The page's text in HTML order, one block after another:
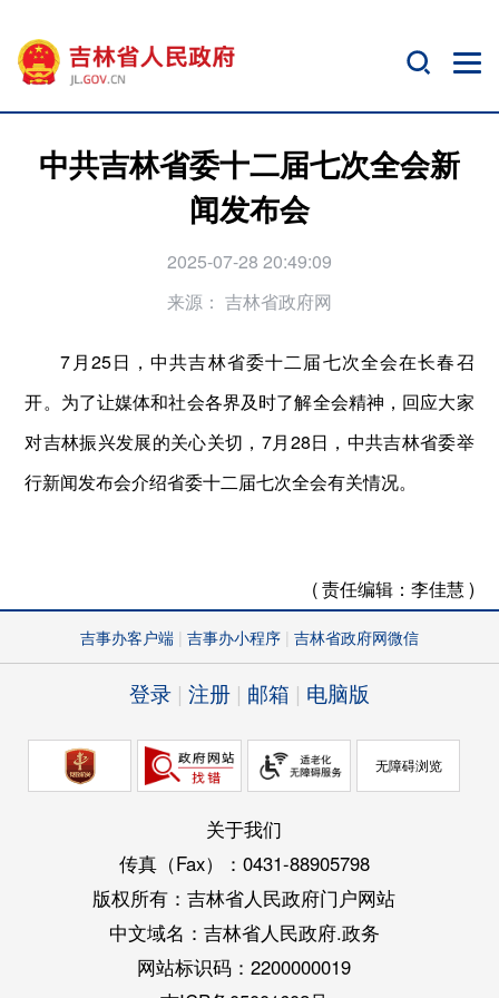
中共吉林省委十二届七次全会新
闻发布会
2025-07-28 20:49:09
来源： 吉林省政府网
7月25日，中共吉林省委十二届七次全会在长春召
开。为了让媒体和社会各界及时了解全会精神，回应大家
对吉林振兴发展的关心关切，7月28日，中共吉林省委举
行新闻发布会介绍省委十二届七次全会有关情况。
( 责任编辑： 李佳慧 )